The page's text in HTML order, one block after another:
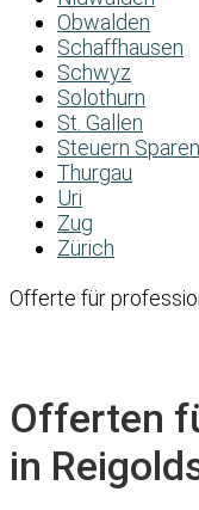
Obwalden
Schaffhausen
Schwyz
Solothurn
St. Gallen
Steuern Sparen
Thurgau
Uri
Zug
Zürich
Offerte für
Offerten
in